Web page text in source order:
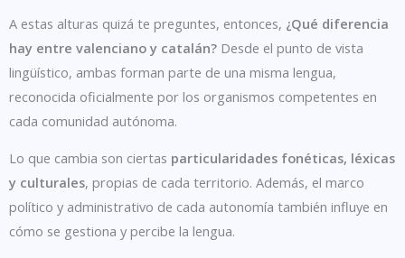
A estas alturas quizá te preguntes, entonces, ¿Qué diferencia
hay entre valenciano y catalán? Desde el punto de vista
lingüístico, ambas forman parte de una misma lengua,
reconocida oficialmente por los organismos competentes en
cada comunidad autónoma.
Lo que cambia son ciertas particularidades fonéticas, léxicas
y culturales, propias de cada territorio. Además, el marco
político y administrativo de cada autonomía también influye en
cómo se gestiona y percibe la lengua.